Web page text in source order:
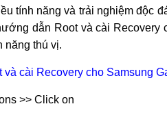
tính năng và trải nghiệm độc
dẫn Root và cài Recovery
năng thú vị.
và cài Recovery cho Samsung
>> Click on